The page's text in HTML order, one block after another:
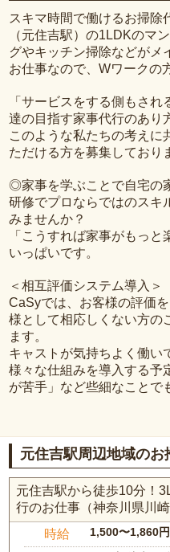
スキマ時間で働けるお掃除
（元住吉駅）の1LDKのマ
グやキッチン掃除などがメ
お仕事なので、Wワークの
「サービスをする側もさ
達の目指す家事代行のあり
このような私たちの考えに
ただける方を募集しており
◎家事を学ぶことで自宅の
研修でプロならではのスキ
みませんか？
「こうすれば家事がもっ
いっぱいです。
＜相互評価システム導入＞
CaSyでは、お客様の評価
様として相応しくない方の
ます。
キャストが気持ちよく働い
様々な仕組みを導入する予
が苦手」など些細なことで
元住吉駅周辺地域の
元住吉駅から徒歩10分！
行のお仕事（神奈川県川崎
時給 1,500〜1,860円